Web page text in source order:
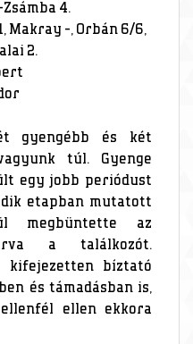
4.
Makray -, Orbán 6/6,
2.
gyengébb és két
túl. Gyenge
egy jobb periódust
etapban mutatott
megbüntette az
a találkozót.
kifejezetten bíztató
és támadásban is,
ellen ekkora